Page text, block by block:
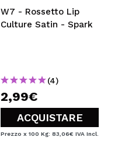
W7 - Rossetto Lip
Culture Satin - Spark
(4)
2,99€
ACQUISTARE
Prezzo x 100 Kg: 83,06€ IVA Incl.